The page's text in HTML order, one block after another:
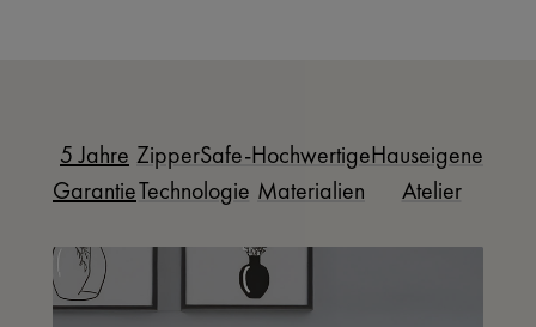
5 Jahre
Garantie
ZipperSafe-
Technologie
Hochwertige
Materialien
Hauseigenes
Atelier